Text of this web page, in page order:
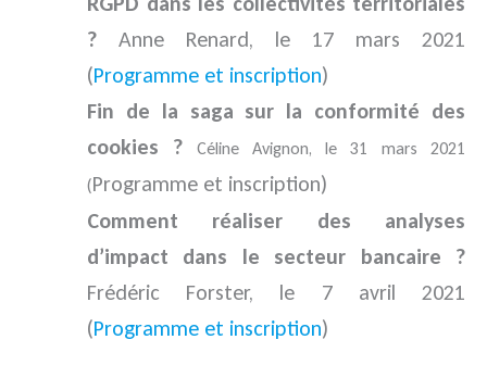
? Anne Renard, le 17 mars 2021
(Programme et inscription)
Fin de la saga sur la conformité des
cookies ? Céline Avignon, le 31 mars 2021
(Programme et inscription)
Comment réaliser des analyses
d’impact dans le secteur bancaire ?
Frédéric Forster, le 7 avril 2021
(Programme et inscription)